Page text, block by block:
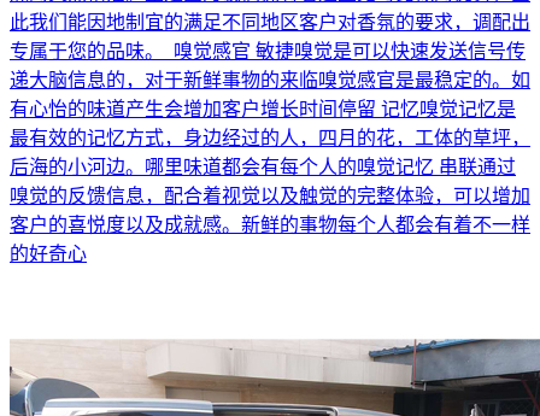
此我们能因地制宜的满足不同地区客户对香氛的要求，调配出
专属于您的品味。 嗅觉感官 敏捷嗅觉是可以快速发送信号传
递大脑信息的，对于新鲜事物的来临嗅觉感官是最稳定的。如
有心怡的味道产生会增加客户增长时间停留 记忆嗅觉记忆是
最有效的记忆方式，身边经过的人，四月的花，工体的草坪，
后海的小河边。哪里味道都会有每个人的嗅觉记忆 串联通过
嗅觉的反馈信息，配合着视觉以及触觉的完整体验，可以增加
客户的喜悦度以及成就感。新鲜的事物每个人都会有着不一样
的好奇心